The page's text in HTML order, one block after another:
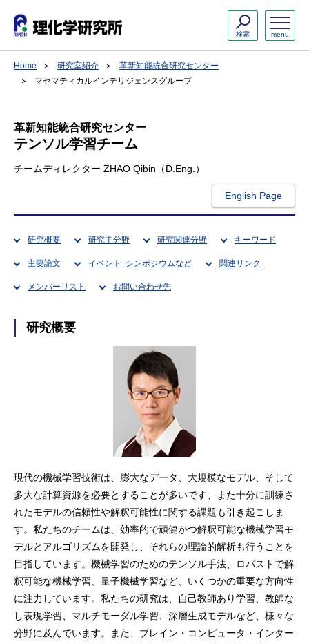
menu
検索
Home 研究室紹介
革新知能統合研究センター
マセマティカルインテリジェンスグループ
革新知能統合研究センター
テンソル学習チーム
チームディレクター ZHAO Qibin（D.Eng.）
English Page
研究概要 研究主分野 研究関連分野 キーワード
主要論文 イベント･シンポジウムなど 関連リンク
メンバーリスト お問い合わせ先
研究概要
現代の機械学習技術は、膨大なデータ、大規模なモデル、そして
多大な計算資源を必要とすることが多いです、また十分に訓練さ
れたモデルの信頼性や解釈可能性に関する課題も引き起こしま
す。私たちのチームは、効率的で頑健かつ解釈可能な機械学習モ
デルとアルゴリズムを開発し、それらの理論的解析も行うことを
目指しています。機械学習のためのテンソル手法、ロバストで解
釈可能な機械学習、量子機械学習など、いくつかの重要な方向性
に注力しています。私たちの研究は、自己教師あり学習、教師な
し表現学習、マルチモーダル学習、深層生成モデルなど、様々な
分野に及んでいます。また、ブレイン・コンピュータ・インター